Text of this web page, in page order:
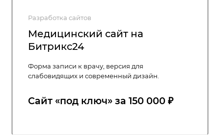
Разработка сайтов
Медицинский сайт на
Битрикс24
Форма записи к врачу, версия для
слабовидящих и современный дизайн.
Сайт ‭«под ключ» за 150 000 ₽